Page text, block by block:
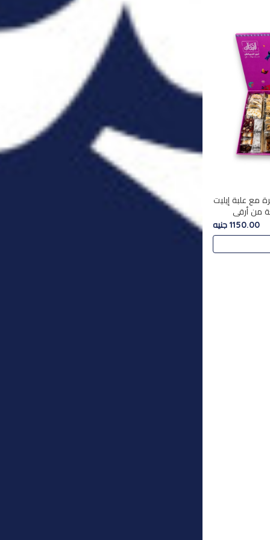
مع علبة إيليت
35 قطعة من أرقى
,معروضة
في..
1150.00 جنيه